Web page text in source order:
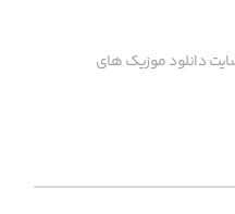
دانلود موزیک های